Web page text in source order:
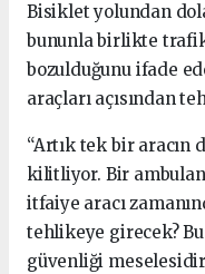
Bisiklet yolundan
bununla birlikte trafik
bozulduğunu ifade
araçları açısından
“Artık tek bir aracın
kilitliyor. Bir
itfaiye aracı
tehlikeye girecek?
güvenliği